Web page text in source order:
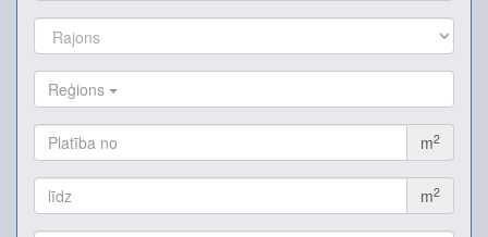
Reģions
m2
m2